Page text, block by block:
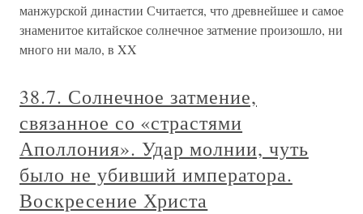
манжурской династии Считается, что древнейшее и самое
знаменитое китайское солнечное затмение произошло, ни
много ни мало, в XX
38.7. Солнечное затмение,
связанное со «страстями
Аполлония». Удар молнии, чуть
было не убивший императора.
Воскресение Христа